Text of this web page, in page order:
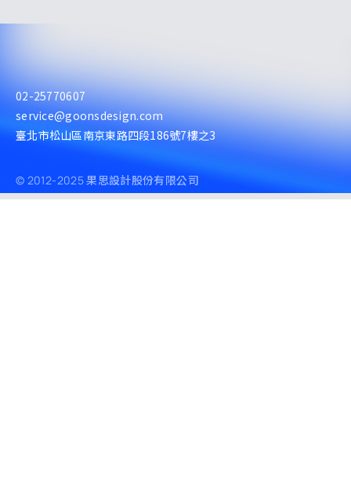
02-25770607
service@goonsdesign.com
臺北市松山區南京東路四段186號7樓之3
© 2012-2025 果思設計股份有限公司